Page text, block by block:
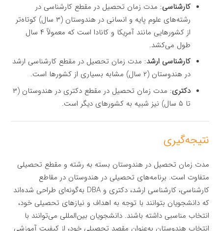
کارشناسی: مدت زمان تحصیل در مقطع کارشناسی در
رشته‌های علوم پایه و انسانی در هندوستان (۳ سال) کوتاه‌تر
از کشورهایی مانند آمریکا و کانادا است که معمولاً ۴ سال
طول می‌کشد.
کارشناسی ارشد: مدت زمان تحصیل در مقطع کارشناسی ارشد
در هندوستان (۲ سال) مشابه بسیاری از کشورها است.
دکتری
: مدت زمان تحصیل در مقطع دکتری در هندوستان (۳
تا ۵ سال) نیز شبیه به کشورهای دیگر است.
نتیجه‌گیری
مدت زمان تحصیل در هندوستان بسته به رشته و مقطع تحصیلی
متفاوت است. برنامه‌های تحصیلی در هندوستان در مقاطع
کارشناسی، کارشناسی ارشد، دکتری و DBA به‌گونه‌ای طراحی شده‌اند
که دانشجویان بتوانند با توجه به اهداف و نیازهای تحصیلی خود،
انتخاب مناسبی داشته باشند. دانشجویان بین‌المللی می‌توانند با
انتخاب هندوستان به‌عنوان مقصد تحصیلی خود، از کیفیت آموزشی